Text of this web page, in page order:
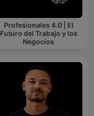
Profesionales 4.0 | El
Futuro del Trabajo y los
Negocios